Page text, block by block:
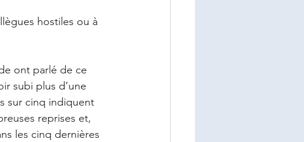
hostiles ou à
ont parlé de ce
subi plus d’une
sur cinq indiquent
reprises et,
les cinq dernières